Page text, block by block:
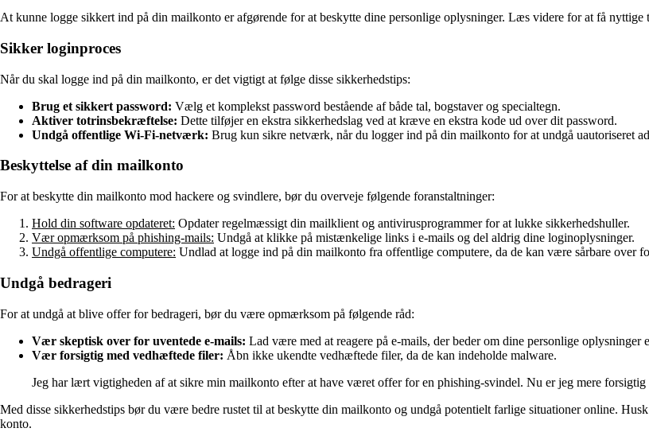
At kunne logge sikkert ind på din mailkonto er afgørende for at beskytte dine personlige oplysninger. Læs videre for at få
Sikker loginproces
Når du skal logge ind på din mailkonto, er det vigtigt at følge disse sikkerhedstips:
Brug et sikkert password: Vælg et komplekst password bestående af både tal, bogstaver og specialtegn.
Aktiver totrinsbekræftelse: Dette tilføjer en ekstra sikkerhedslag ved at kræve en ekstra kode ud over dit password.
Undgå offentlige Wi-Fi-netværk: Brug kun sikre netværk, når du logger ind på din mailkonto for at undgå uautoriseret
Beskyttelse af din mailkonto
For at beskytte din mailkonto mod hackere og svindlere, bør du overveje følgende foranstaltninger:
Hold din software opdateret: Opdater regelmæssigt din mailklient og antivirusprogrammer for at lukke sikkerhedshuller.
Vær opmærksom på phishing-mails: Undgå at klikke på mistænkelige links i e-mails og del aldrig dine loginoplysninger.
Undgå offentlige computere: Undlad at logge ind på din mailkonto fra offentlige computere, da de kan være sårbare over
Undgå bedrageri
For at undgå at blive offer for bedrageri, bør du være opmærksom på følgende råd:
Vær skeptisk over for uventede e-mails: Lad være med at reagere på e-mails, der beder om dine personlige oplysninger
Vær forsigtig med vedhæftede filer: Åbn ikke ukendte vedhæftede filer, da de kan indeholde malware.
Jeg har lært vigtigheden af at sikre min mailkonto efter at have været offer for en phishing-svindel. Nu er jeg mere
Med disse sikkerhedstips bør du være bedre rustet til at beskytte din mailkonto og undgå potentielt farlige situationer online.
konto.